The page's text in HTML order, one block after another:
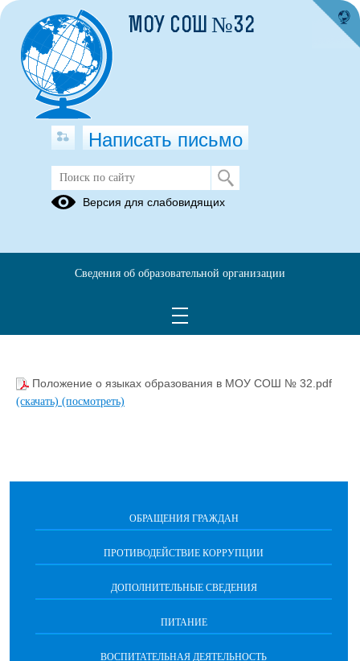
Язык обучения
В соответствии с пунктом 3.4.Устава
муниципального
общеобразовательного учреждения средней общеобразовательной
образования в МОУ СОШ № 32
Учреждении ведутся на русском языке.
Положение о языках образования в МОУ СОШ № 32.pdf
(скачать) (посмотреть)
ОБРАЩЕНИЯ ГРАЖДАН
ПРОТИВОДЕЙСТВИЕ КОРРУПЦИИ
ДОПОЛНИТЕЛЬНЫЕ СВЕДЕНИЯ
ПИТАНИЕ
ВОСПИТАТЕЛЬНАЯ ДЕЯТЕЛЬНОСТЬ
МОУ СОШ №32
Написать письмо
Версия для слабовидящих
Сведения об образовательной организации